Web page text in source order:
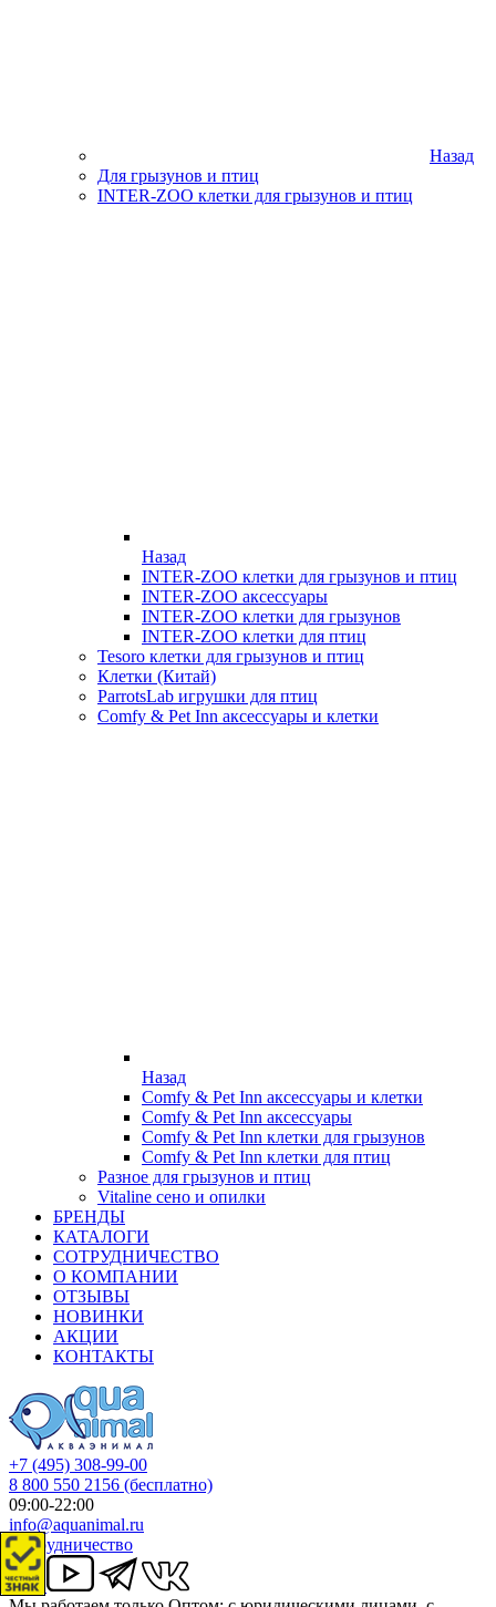
Назад
Для грызунов и птиц
INTER-ZOO клетки для грызунов и птиц
Назад
INTER-ZOO клетки для грызунов и птиц
INTER-ZOO аксессуары
INTER-ZOO клетки для грызунов
INTER-ZOO клетки для птиц
Tesoro клетки для грызунов и птиц
Клетки (Китай)
ParrotsLab игрушки для птиц
Comfy & Pet Inn аксессуары и клетки
Назад
Comfy & Pet Inn аксессуары и клетки
Comfy & Pet Inn аксессуары
Comfy & Pet Inn клетки для грызунов
Comfy & Pet Inn клетки для птиц
Разное для грызунов и птиц
Vitaline сено и опилки
БРЕНДЫ
КАТАЛОГИ
СОТРУДНИЧЕСТВО
О КОМПАНИИ
ОТЗЫВЫ
НОВИНКИ
АКЦИИ
КОНТАКТЫ
+7 (495) 308-99-00
8 800 550 2156 (бесплатно)
09:00-22:00
info@aquanimal.ru
Сотрудничество